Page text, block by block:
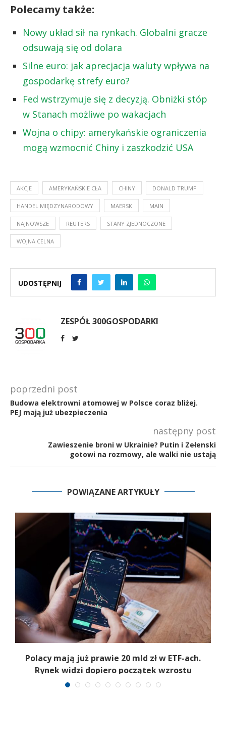
Polecamy także:
Nowy układ sił na rynkach. Globalni gracze
odsuwają się od dolara
Silne euro: jak aprecjacja waluty wpływa na
gospodarkę strefy euro?
Fed wstrzymuje się z decyzją. Obniżki stóp
w Stanach możliwe po wakacjach
Wojna o chipy: amerykańskie ograniczenia
mogą wzmocnić Chiny i zaszkodzić USA
AKCJE AMERYKAŃSKIE CŁA CHINY DONALD TRUMP
HANDEL MIĘDZYNARODOWY MAERSK MAIN
NAJNOWSZE REUTERS STANY ZJEDNOCZONE
WOJNA CELNA
UDOSTĘPNIJ
ZESPÓŁ 300GOSPODARKI
poprzedni post
Budowa elektrowni atomowej w Polsce coraz bliżej.
PEJ mają już ubezpieczenia
następny post
Zawieszenie broni w Ukrainie? Putin i Zełenski
gotowi na rozmowy, ale walki nie ustają
POWIĄZANE ARTYKUŁY
Polacy mają już prawie 20 mld zł w ETF-ach.
Rynek widzi dopiero początek wzrostu